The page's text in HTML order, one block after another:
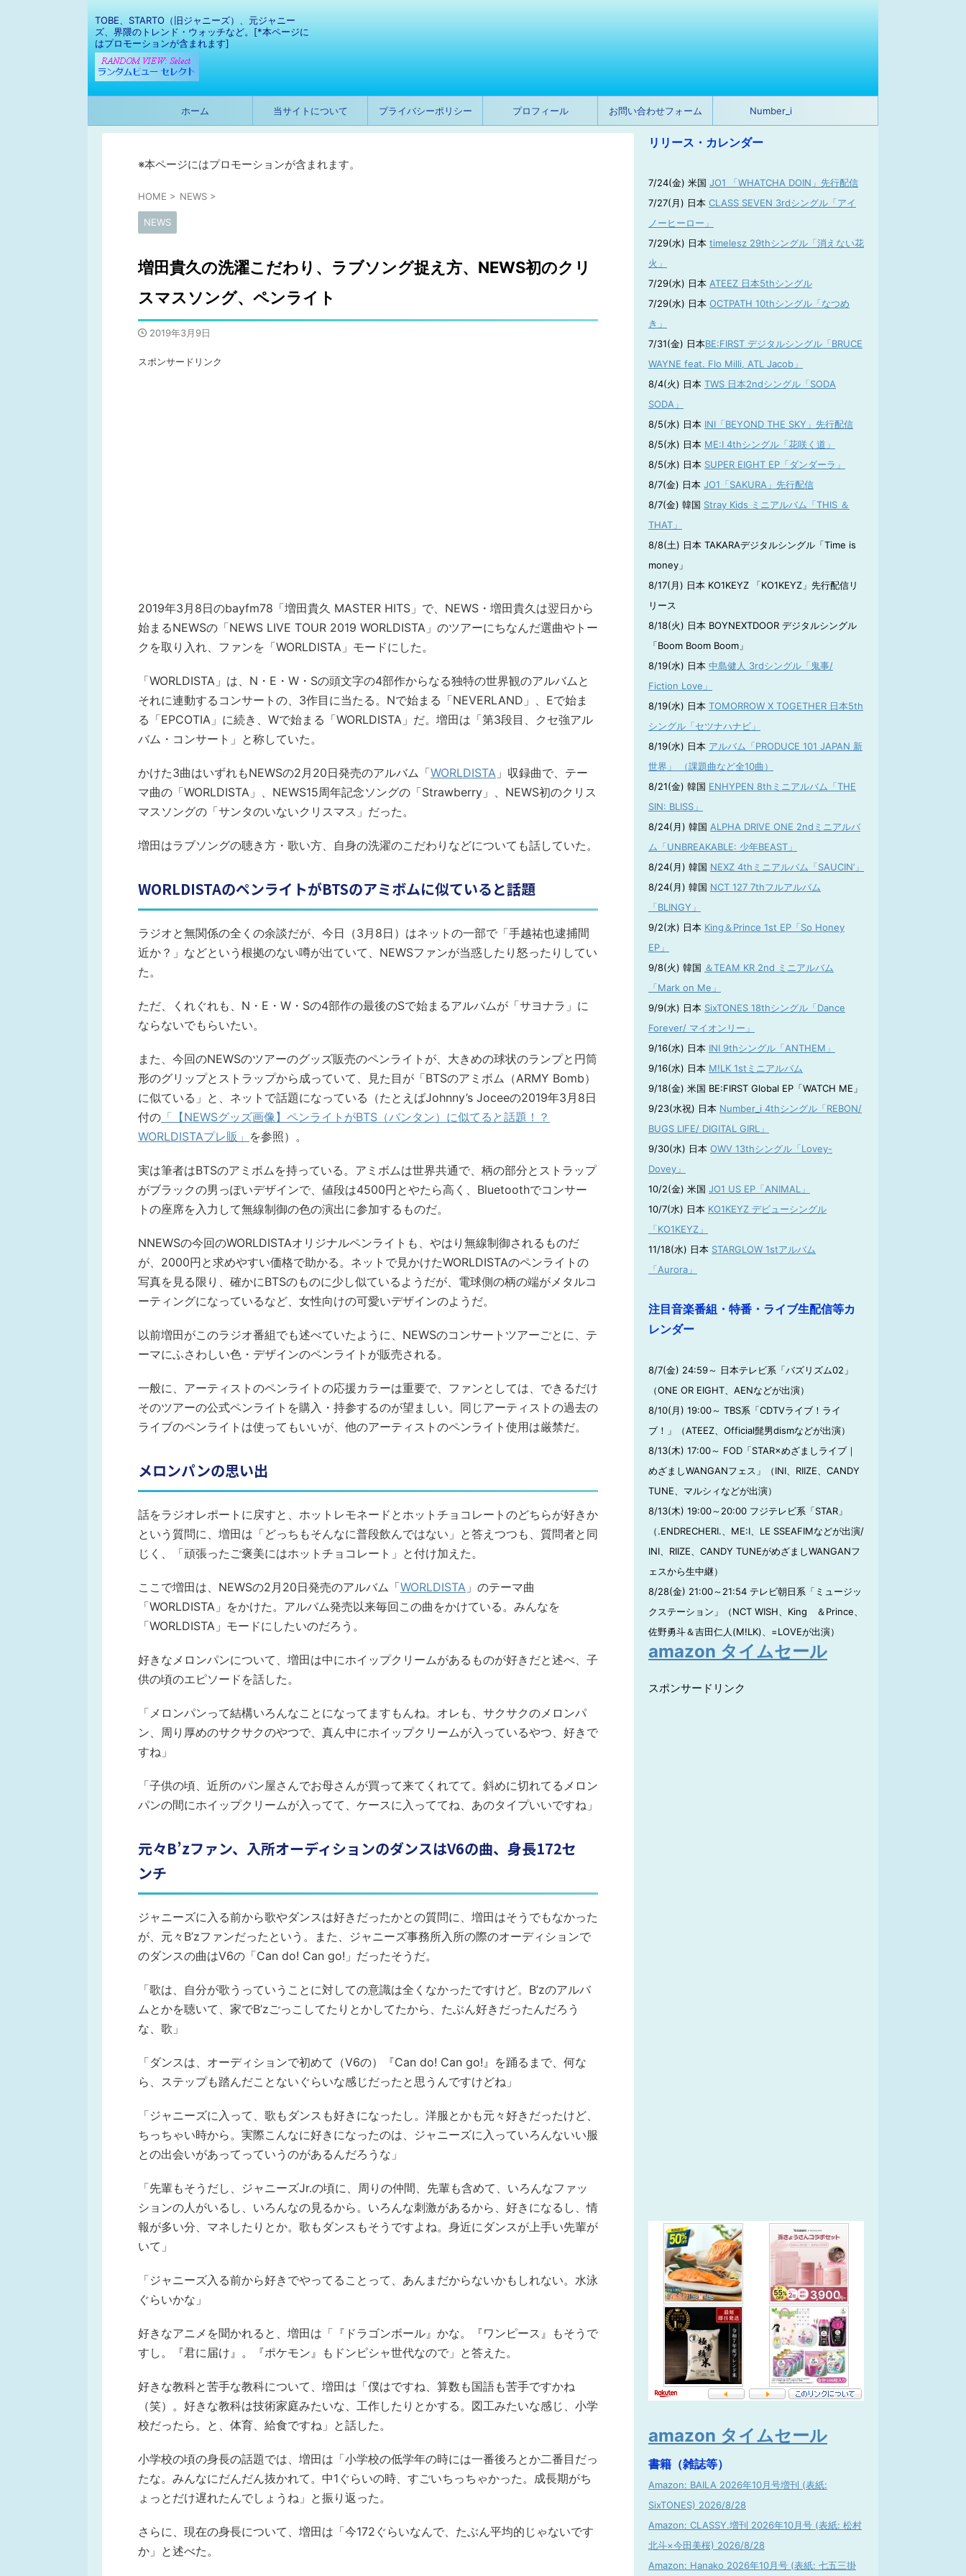
TOBE、STARTO（旧ジャニーズ）、元ジャニー
ズ、界隈のトレンド・ウォッチなど。[*本ページに
はプロモーションが含まれます]
ホーム 当サイトについて プライバシーポリシー プロフィール お問い合わせフォーム Number_i
※本ページにはプロモーションが含まれます。
HOME > NEWS >
NEWS
増田貴久の洗濯こだわり、ラブソング捉え方、NEWS初のクリ
スマスソング、ペンライト
2019年3月9日
スポンサードリンク
2019年3月8日のbayfm78「増田貴久 MASTER HITS」で、NEWS・増田貴久は翌日から
始まるNEWSの「NEWS LIVE TOUR 2019 WORLDISTA」のツアーにちなんだ選曲やトー
クを取り入れ、ファンを「WORLDISTA」モードにした。
「WORLDISTA」は、N・E・W・Sの頭文字の4部作からなる独特の世界観のアルバムと
それに連動するコンサートの、3作目に当たる。Nで始まる「NEVERLAND」、Eで始ま
る「EPCOTIA」に続き、Wで始まる「WORLDISTA」だ。増田は「第3段目、クセ強アル
バム・コンサート」と称していた。
かけた3曲はいずれもNEWSの2月20日発売のアルバム「WORLDISTA 」収録曲で、テー
マ曲の「WORLDISTA」、NEWS15周年記念ソングの「Strawberry」、NEWS初のクリス
マスソングの「サンタのいないクリスマス」だった。
増田はラブソングの聴き方・歌い方、自身の洗濯のこだわりなどについても話していた。
WORLDISTAのペンライトがBTSのアミボムに似ていると話題
ラジオと無関係の全くの余談だが、今日（3月8日）はネットの一部で「手越祐也逮捕間
近か？」などという根拠のない噂が出ていて、NEWSファンが当惑したり怒ったりしてい
た。
ただ、くれぐれも、N・E・W・Sの4部作の最後のSで始まるアルバムが「サヨナラ」に
ならないでもらいたい。
また、今回のNEWSのツアーのグッズ販売のペンライトが、大きめの球状のランプと円筒
形のグリップとストラップから成っていて、見た目が「BTSのアミボム（ARMY Bomb）
に似ている」と、ネットで話題になっている（たとえばJohnny’s Joceeの2019年3月8日
付の 「【NEWSグッズ画像】ペンライトがBTS（バンタン）に似てると話題！？
WORLDISTAプレ販」 を参照）。
実は筆者はBTSのアミボムを持っている。アミボムは世界共通で、柄の部分とストラップ
がブラックの男っぽいデザインで、値段は4500円とやたら高く、Bluetoothでコンサー
トの座席を入力して無線制御の色の演出に参加するものだ。
NNEWSの今回のWORLDISTAオリジナルペンライトも、やはり無線制御されるものだ
が、2000円と求めやすい価格で助かる。ネットで見かけたWORLDISTAのペンライトの
写真を見る限り、確かにBTSのものに少し似ているようだが、電球側の柄の端がメタルコ
ーティングになっているなど、女性向けの可愛いデザインのようだ。
以前増田がこのラジオ番組でも述べていたように、NEWSのコンサートツアーごとに、テ
ーマにふさわしい色・デザインのペンライトが販売される。
一般に、アーティストのペンライトの応援カラーは重要で、ファンとしては、できるだけ
そのツアーの公式ペンライトを購入・持参するのが望ましい。同じアーティストの過去の
ライブのペンライトは使ってもいいが、他のアーティストのペンライト使用は厳禁だ。
メロンパンの思い出
話をラジオレポートに戻すと、ホットレモネードとホットチョコレートのどちらが好きか
という質問に、増田は「どっちもそんなに普段飲んではない」と答えつつも、質問者と同
じく、「頑張ったご褒美にはホットチョコレート」と付け加えた。
ここで増田は、NEWSの2月20日発売のアルバム「WORLDISTA 」のテーマ曲
「WORLDISTA」をかけた。アルバム発売以来毎回この曲をかけている。みんなを
「WORLDISTA」モードにしたいのだろう。
好きなメロンパンについて、増田は中にホイップクリームがあるものが好きだと述べ、子
供の頃のエピソードを話した。
「メロンパンって結構いろんなことになってますもんね。オレも、サクサクのメロンパ
ン、周り厚めのサクサクのやつで、真ん中にホイップクリームが入っているやつ、好きで
すね」
「子供の頃、近所のパン屋さんでお母さんが買って来てくれてて。斜めに切れてるメロン
パンの間にホイップクリームが入ってて、ケースに入っててね、あのタイプいいですね」
元々B’zファン、入所オーディションのダンスはV6の曲、身長172セ
ンチ
ジャニーズに入る前から歌やダンスは好きだったかとの質問に、増田はそうでもなかった
が、元々B’zファンだったという。また、ジャニーズ事務所入所の際のオーディションで
のダンスの曲はV6の「Can do! Can go!」だったそうだ。
「歌は、自分が歌うっていうことに対しての意識は全くなかったですけど。B’zのアルバ
ムとかを聴いて、家でB’zごっこしてたりとかしてたから、たぶん好きだったんだろう
な、歌」
「ダンスは、オーディションで初めて（V6の）『Can do! Can go!』を踊るまで、何な
ら、ステップも踏んだことないぐらいな感じだったと思うんですけどね」
「ジャニーズに入って、歌もダンスも好きになったし。洋服とかも元々好きだったけど、
ちっちゃい時から。実際こんなに好きになったのは、ジャニーズに入っていろんないい服
との出会いがあってっていうのがあるんだろうな」
「先輩もそうだし、ジャニーズJr.の頃に、周りの仲間、先輩も含めて、いろんなファッ
ションの人がいるし、いろんなの見るから。いろんな刺激があるから、好きになるし、情
報が多い分、マネしたりとか。歌もダンスもそうですよね。身近にダンスが上手い先輩が
いて」
「ジャニーズ入る前から好きでやってることって、あんまだからないかもしれない。水泳
ぐらいかな」
好きなアニメを聞かれると、増田は「『ドラゴンボール』かな。『ワンピース』もそうで
すし。『君に届け』。『ポケモン』もドンピシャ世代なので」と答えた。
好きな教科と苦手な教科について、増田は「僕はですね、算数も国語も苦手ですかね
（笑）。好きな教科は技術家庭みたいな、工作したりとかする。図工みたいな感じ、小学
校だったら。と、体育、給食ですね」と話した。
小学校の頃の身長の話題では、増田は「小学校の低学年の時には一番後ろとか二番目だっ
たな。みんなにだんだん抜かれて。中1ぐらいの時、すごいちっちゃかった。成長期がち
ょっとだけ遅れたんでしょうね」と振り返った。
さらに、現在の身長について、増田は「今172ぐらいなんで、たぶん平均的じゃないです
か」と述べた。
リリース・カレンダー
7/24(金) 米国 JO1 「WHATCHA DOIN」先行配信
7/27(月) 日本 CLASS SEVEN 3rdシングル「アイ
ノーヒーロー」
7/29(水) 日本 timelesz 29thシングル「消えない花
火」
7/29(水) 日本 ATEEZ 日本5thシングル
7/29(水) 日本 OCTPATH 10thシングル「なつめ
き」
7/31(金) 日本BE:FIRST デジタルシングル「BRUCE
WAYNE feat. Flo Milli, ATL Jacob」
8/4(火) 日本 TWS 日本2ndシングル「SODA
SODA」
8/5(水) 日本 INI「BEYOND THE SKY」先行配信
8/5(水) 日本 ME:I 4thシングル「花咲く道」
8/5(水) 日本 SUPER EIGHT EP「ダンダーラ」
8/7(金) 日本 JO1「SAKURA」先行配信
8/7(金) 韓国 Stray Kids ミニアルバム「THIS ＆
THAT」
8/8(土) 日本 TAKARAデジタルシングル「Time is
money」
8/17(月) 日本 KO1KEYZ 「KO1KEYZ」先行配信リ
リース
8/18(火) 日本 BOYNEXTDOOR デジタルシングル
「Boom Boom Boom」
8/19(水) 日本 中島健人 3rdシングル「鬼事/
Fiction Love」
8/19(水) 日本 TOMORROW X TOGETHER 日本5th
シングル「セツナハナビ」
8/19(水) 日本 アルバム「PRODUCE 101 JAPAN 新
世界」 （課題曲など全10曲）
8/21(金) 韓国 ENHYPEN 8thミニアルバム「THE
SIN: BLISS」
8/24(月) 韓国 ALPHA DRIVE ONE 2ndミニアルバ
ム「UNBREAKABLE: 少年BEAST」
8/24(月) 韓国 NEXZ 4thミニアルバム「SAUCIN’」
8/24(月) 韓国 NCT 127 7thフルアルバム
「BLINGY」
9/2(水) 日本 King＆Prince 1st EP「So Honey
EP」
9/8(火) 韓国 ＆TEAM KR 2nd ミニアルバム
「Mark on Me」
9/9(水) 日本 SixTONES 18thシングル「Dance
Forever/ マイオンリー」
9/16(水) 日本 INI 9thシングル「ANTHEM」
9/16(水) 日本 M!LK 1stミニアルバム
9/18(金) 米国 BE:FIRST Global EP「WATCH ME」
9/23(水祝) 日本 Number_i 4thシングル「REBON/
BUGS LIFE/ DIGITAL GIRL」
9/30(水) 日本 OWV 13thシングル「Lovey-
Dovey」
10/2(金) 米国 JO1 US EP「ANIMAL」
10/7(水) 日本 KO1KEYZ デビューシングル
「KO1KEYZ」
11/18(水) 日本 STARGLOW 1stアルバム
「Aurora」
注目音楽番組・特番・ライブ生配信等カ
レンダー
8/7(金) 24:59～ 日本テレビ系「バズリズム02」
（ONE OR EIGHT、AENなどが出演）
8/10(月) 19:00～ TBS系「CDTVライブ！ライ
ブ！」（ATEEZ、Official髭男dismなどが出演）
8/13(木) 17:00～ FOD「STAR×めざましライブ｜
めざましWANGANフェス」（INI、RIIZE、CANDY
TUNE、マルシィなどが出演）
8/13(木) 19:00～20:00 フジテレビ系「STAR」
（.ENDRECHERI.、ME:I、LE SSEAFIMなどが出演/
INI、RIIZE、CANDY TUNEがめざましWANGANフ
ェスから生中継）
8/28(金) 21:00～21:54 テレビ朝日系「ミュージッ
クステーション」（NCT WISH、King ＆Prince、
佐野勇斗＆吉田仁人(M!LK)、=LOVEが出演）
amazon タイムセール
スポンサードリンク
amazon タイムセール
書籍（雑誌等）
Amazon: BAILA 2026年10月号増刊 (表紙:
SixTONES) 2026/8/28
Amazon: CLASSY.増刊 2026年10月号 (表紙: 松村
北斗×今田美桜) 2026/8/28
Amazon: Hanako 2026年10月号 (表紙: 七五三掛